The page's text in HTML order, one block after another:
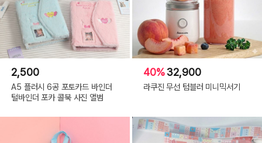
2,500
A5 플러시 6공 포토카드 바인더
털바인더 포카 콜북 사진 앨범
40%32,900
라쿠진 무선 텀블러 미니믹서기